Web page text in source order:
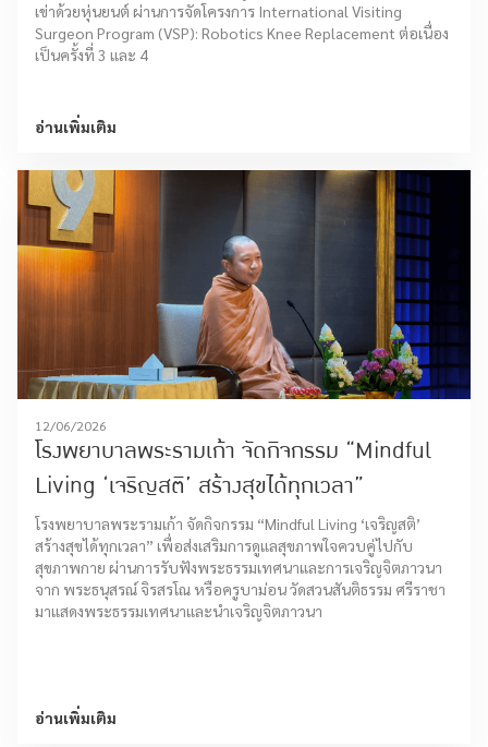
เข่าด้วยหุ่นยนต์ ผ่านการจัดโครงการ International Visiting
Surgeon Program (VSP): Robotics Knee Replacement ต่อเนื่อง
เป็นครั้งที่ 3 และ 4
อ่านเพิ่มเติม
12/06/2026
โรงพยาบาลพระรามเก้า จัดกิจกรรม “Mindful
Living ‘เจริญสติ’ สร้างสุขได้ทุกเวลา”
โรงพยาบาลพระรามเก้า จัดกิจกรรม “Mindful Living ‘เจริญสติ’
สร้างสุขได้ทุกเวลา” เพื่อส่งเสริมการดูแลสุขภาพใจควบคู่ไปกับ
สุขภาพกาย ผ่านการรับฟังพระธรรมเทศนาและการเจริญจิตภาวนา
จาก พระธนุสรณ์ จิรสรโณ หรือครูบาม่อน วัดสวนสันติธรรม ศรีราชา
มาแสดงพระธรรมเทศนาและนำเจริญจิตภาวนา
อ่านเพิ่มเติม